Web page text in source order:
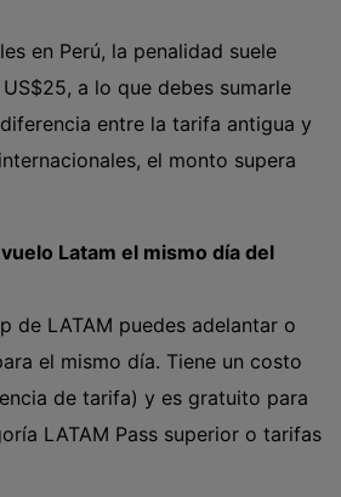
en Perú, la penalidad suele
a lo que debes sumarle
entre la tarifa antigua y
el monto supera
Latam el mismo día del
de LATAM puedes adelantar o
el mismo día. Tiene un costo
de tarifa) y es gratuito para
LATAM Pass superior o tarifas